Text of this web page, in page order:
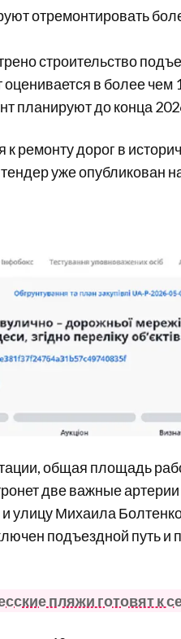
отремонтировать
строительство
в более чем
планируют до конца
к ремонту дорог в
уже опубликован
общая площадь
две важные
улицу Михаила
подъездной путь
пляжи готовят к